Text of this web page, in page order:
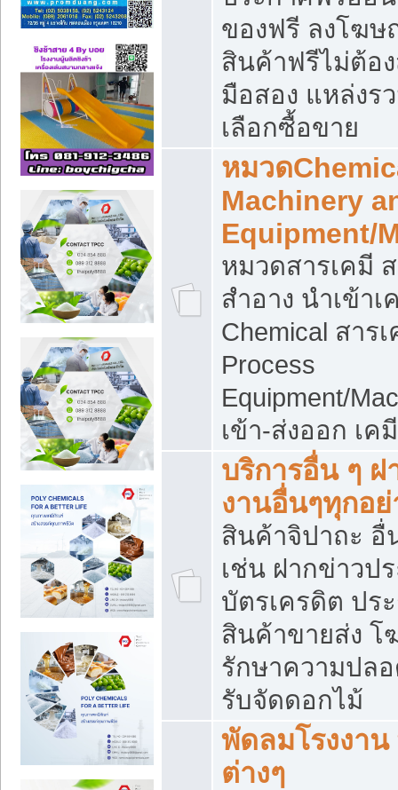
ของฟรี ลงโฆ
สินค้าฟรีไม่ต้อ
มือสอง แหล่งร
เลือกซื้อขาย
หมวด
Machinery
Equipment/
หมวดสารเคมี
สำอาง นำเข้
Chemical สาร
Process
Equipment/
เข้า-ส่งออก เ
บริการอื่น ๆ
งานอื่นๆทุกอ
สินค้าจิปาถะ อื่
เช่น ฝากข่าวป
บัตรเครดิต ปร
สินค้าขายส่ง
รักษาความปล
รับจัดดอกไม้
พัดลมโรงงา
ต่างๆ